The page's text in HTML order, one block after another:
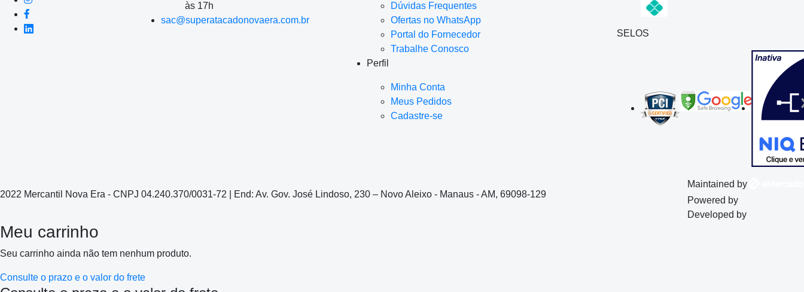
às 17h
sac@superatacadonovaera.com.br
Dúvidas Frequentes
Ofertas no WhatsApp
Portal do Fornecedor
Trabalhe Conosco
Perfil
Minha Conta
Meus Pedidos
Cadastre-se
SELOS
2022 Mercantil Nova Era - CNPJ 04.240.370/0031-72 | End: Av. Gov. José Lindoso, 230 – Novo Aleixo - Manaus - AM, 69098-129
Maintained by
Powered by
Developed by
Meu carrinho
Seu carrinho ainda não tem nenhum produto.
Consulte o prazo e o valor do frete